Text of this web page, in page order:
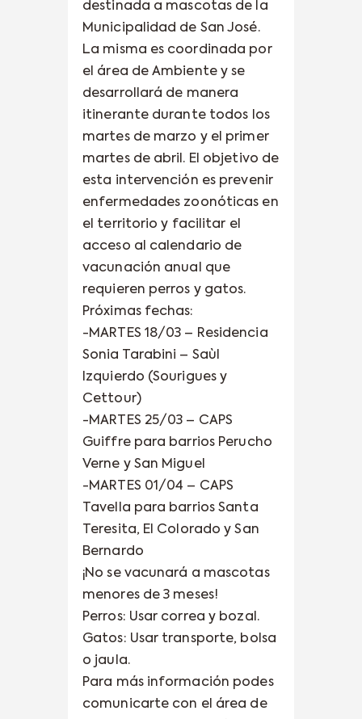
destinada a mascotas de la
Municipalidad de San José.
La misma es coordinada por
el área de Ambiente y se
desarrollará de manera
itinerante durante todos los
martes de marzo y el primer
martes de abril. El objetivo de
esta intervención es prevenir
enfermedades zoonóticas en
el territorio y facilitar el
acceso al calendario de
vacunación anual que
requieren perros y gatos.
Próximas fechas:
-MARTES 18/03 – Residencia
Sonia Tarabini – Saùl
Izquierdo (Sourigues y
Cettour)
-MARTES 25/03 – CAPS
Guiffre para barrios Perucho
Verne y San Miguel
-MARTES 01/04 – CAPS
Tavella para barrios Santa
Teresita, El Colorado y San
Bernardo
¡No se vacunará a mascotas
menores de 3 meses!
Perros: Usar correa y bozal.
Gatos: Usar transporte, bolsa
o jaula.
Para más información podes
comunicarte con el área de